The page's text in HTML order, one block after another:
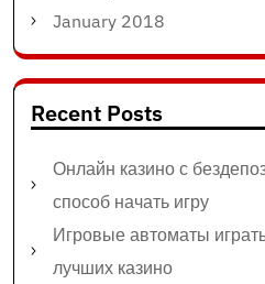
January 2018
Recent Posts
Онлайн казино с
способ начать игру
Игровые автоматы
лучших казино